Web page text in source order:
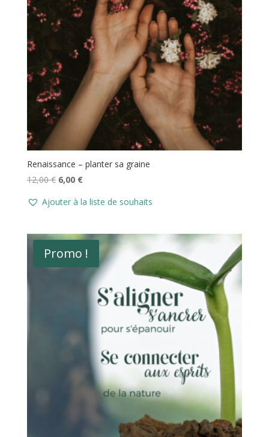
Renaissance – planter sa graine
12,00€ Le
initial
12,00 €.
6,00 €Le
actuel
6,00 €.
Ajouter à la liste de souhaits
Promo !